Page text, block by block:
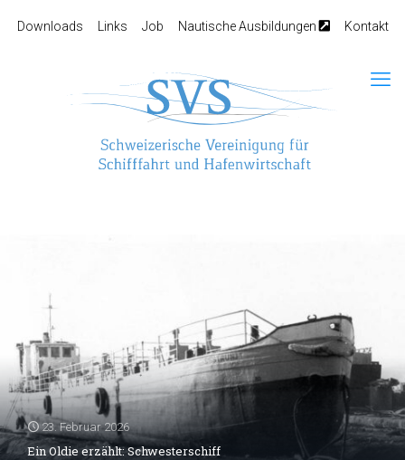
Downloads Links Job Nautische Ausbildungen Kontakt
23. Februar 2026
Ein Oldie erzählt: Schwesterschiff